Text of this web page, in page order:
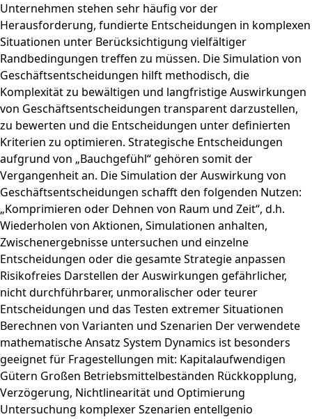
Unternehmen stehen sehr häufig vor der
Herausforderung, fundierte Entscheidungen in komplexen
Situationen unter Berücksichtigung vielfältiger
Randbedingungen treffen zu müssen. Die Simulation von
Geschäftsentscheidungen hilft methodisch, die
Komplexität zu bewältigen und langfristige Auswirkungen
von Geschäftsentscheidungen transparent darzustellen,
zu bewerten und die Entscheidungen unter definierten
Kriterien zu optimieren. Strategische Entscheidungen
aufgrund von „Bauchgefühl“ gehören somit der
Vergangenheit an. Die Simulation der Auswirkung von
Geschäftsentscheidungen schafft den folgenden Nutzen:
„Komprimieren oder Dehnen von Raum und Zeit“, d.h.
Wiederholen von Aktionen, Simulationen anhalten,
Zwischenergebnisse untersuchen und einzelne
Entscheidungen oder die gesamte Strategie anpassen
Risikofreies Darstellen der Auswirkungen gefährlicher,
nicht durchführbarer, unmoralischer oder teurer
Entscheidungen und das Testen extremer Situationen
Berechnen von Varianten und Szenarien Der verwendete
mathematische Ansatz System Dynamics ist besonders
geeignet für Fragestellungen mit: Kapitalaufwendigen
Gütern Großen Betriebsmittelbeständen Rückkopplung,
Verzögerung, Nichtlinearität und Optimierung
Untersuchung komplexer Szenarien entellgenio